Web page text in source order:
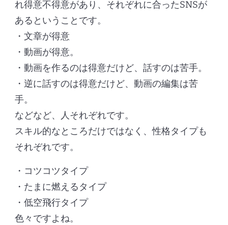
れ得意不得意があり、それぞれに合ったSNSが
あるということです。
・文章が得意
・動画が得意。
・動画を作るのは得意だけど、話すのは苦手。
・逆に話すのは得意だけど、動画の編集は苦
手。
などなど、人それぞれです。
スキル的なところだけではなく、性格タイプも
それぞれです。
・コツコツタイプ
・たまに燃えるタイプ
・低空飛行タイプ
色々ですよね。